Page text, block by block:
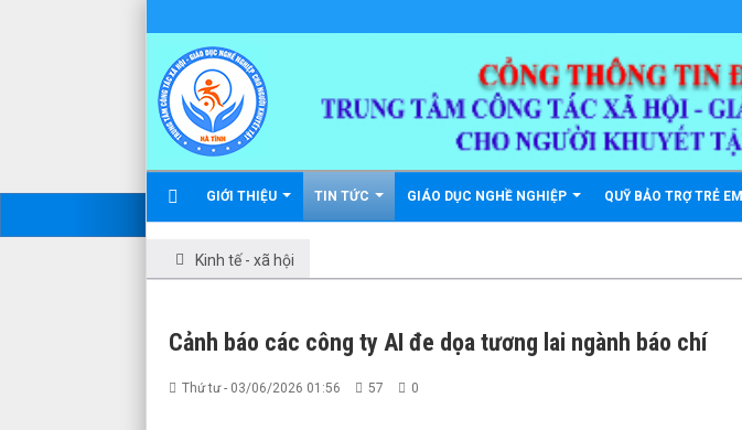
GIỚI THIỆU TIN TỨC GIÁO DỤC NGHỀ NGHIỆP QUỸ BẢO TRỢ TRẺ EM
Kinh tế - xã hội
Cảnh báo các công ty AI đe dọa tương lai ngành báo chí
Thứ tư - 03/06/2026 01:56 57 0